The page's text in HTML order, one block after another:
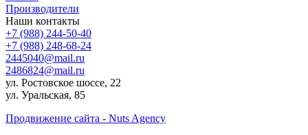
Производители
Наши контакты
+7 (988) 244-50-40
+7 (988) 248-68-24
2445040@mail.ru
2486824@mail.ru
ул. Ростовское шоссе, 22
ул. Уральская, 85
Продвижение сайта - Nuts Agency